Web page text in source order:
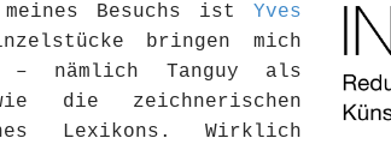
Besuchs ist Yves
bringen mich
– nämlich Tanguy als
die zeichnerischen
Lexikons. Wirklich